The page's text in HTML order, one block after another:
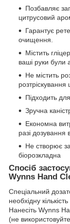
Позбавляє
цитрусовий
Гарантує
очищення.
Містить
ваші руки
Не містить
розтріскування
Підходить
Зручна
Економна
разі дозування
Не створює
біорозкладна
Спосіб
Wynns Hand
Спеціальний
необхідну
Нанесіть Wynns
(не